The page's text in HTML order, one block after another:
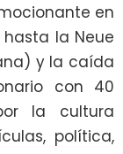
en
la Neue
y la caída
con 40
la cultura
política,